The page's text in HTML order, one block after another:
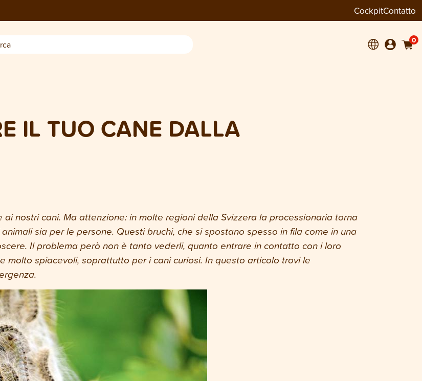
CockpitContatto
0
IL TUO CANE DALLA
nostri cani. Ma attenzione: in molte regioni della Svizzera la processionaria torna
sia per le persone. Questi bruchi, che si spostano spesso in fila come in una
Il problema però non è tanto vederli, quanto entrare in contatto con i loro
molto spiacevoli, soprattutto per i cani curiosi. In questo articolo trovi le